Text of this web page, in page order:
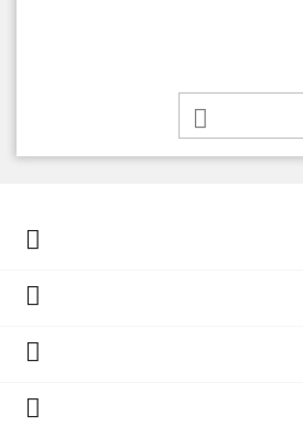




